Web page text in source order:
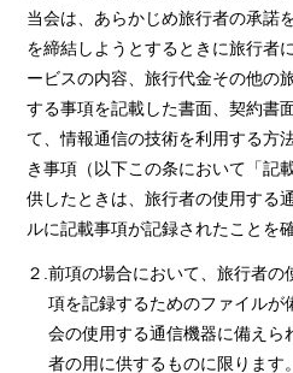
当会は、あらかじめ旅行者の承諾
を締結しようとするときに旅行者
ービスの内容、旅行代金その他の
する事項を記載した書面、契約書
て、情報通信の技術を利用する方
き事項（以下この条において「記
供したときは、旅行者の使用する
ルに記載事項が記録されたことを
２.前項の場合において、旅行者
項を記録するためのファイルが
会の使用する通信機器に備えら
者の用に供するものに限ります